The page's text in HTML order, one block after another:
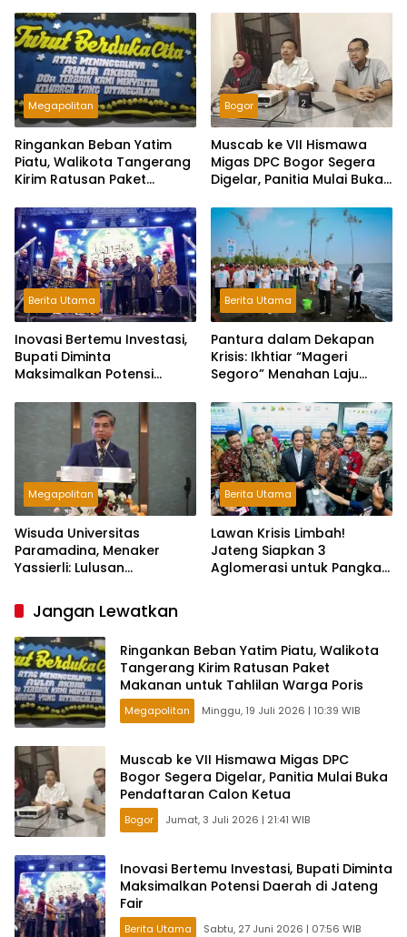
Megapolitan
Ringankan Beban Yatim
Piatu, Walikota Tangerang
Kirim Ratusan Paket
Warga Poris
Bogor
Muscab ke VII Hismawa
Migas DPC Bogor Segera
Digelar, Panitia Mulai Buka
Berita Utama
Inovasi Bertemu Investasi,
Bupati Diminta
Maksimalkan Potensi
Berita Utama
Pantura dalam Dekapan
Krisis: Ikhtiar “Mageri
Segoro” Menahan Laju
Megapolitan
Wisuda Universitas
Paramadina, Menaker
Yassierli: Lulusan
Miliki Strategi Triple
Readiness
Berita Utama
Lawan Krisis Limbah!
Jateng Siapkan 3
Aglomerasi untuk Pangkas
Jangan Lewatkan
Ringankan Beban Yatim Piatu, Walikota
Tangerang Kirim Ratusan Paket
Makanan untuk Tahlilan Warga Poris
Megapolitan Minggu, 19 Juli 2026 | 10:39 WIB
Muscab ke VII Hismawa Migas DPC
Bogor Segera Digelar, Panitia Mulai Buka
Pendaftaran Calon Ketua
Bogor Jumat, 3 Juli 2026 | 21:41 WIB
Inovasi Bertemu Investasi, Bupati Diminta
Maksimalkan Potensi Daerah di Jateng
Fair
Berita Utama Sabtu, 27 Juni 2026 | 07:56 WIB